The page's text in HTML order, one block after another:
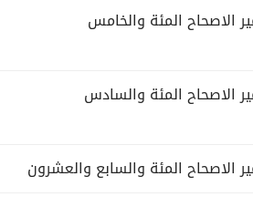
الاصحاح المئة والخامس
الاصحاح المئة والسادس